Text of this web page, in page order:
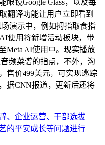
眼镜Google Glass，以及每
翻译功能让用户立即看到
演示中，例如拇指取食指
使用将新增活动板块，带
Meta AI使用中。现实播放
频菜谱的指点，不外，沟
售价499美元，可实现逃踪
据CNN报道，更新后还将
、企业运营、干部选拔
的平安成长等问题进行